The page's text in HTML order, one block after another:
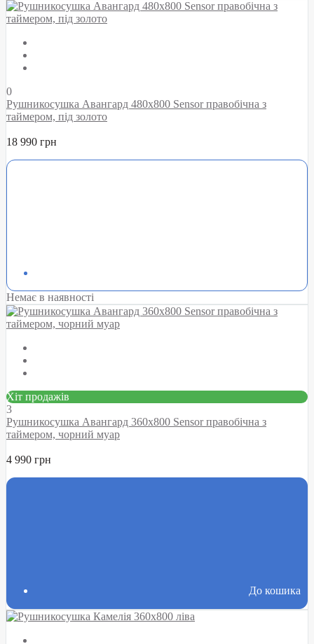
0
Рушникосушка Авангард 480х800 Sensor правобічна з
таймером, під золото
18 990 грн
Немає в наявності
Хіт продажів
3
Рушникосушка Авангард 360х800 Sensor правобічна з
таймером, чорний муар
4 990 грн
До кошика